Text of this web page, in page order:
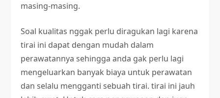
masing-masing.
Soal kualitas nggak perlu diragukan lagi karena
tirai ini dapat dengan mudah dalam
perawatannya sehingga anda gak perlu lagi
mengeluarkan banyak biaya untuk perawatan
dan selalu mengganti sebuah tirai. tirai ini jauh